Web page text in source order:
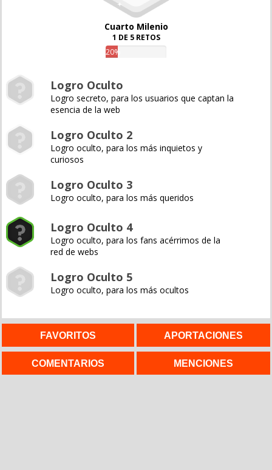
Cuarto Milenio
1 DE 5 RETOS
20%
Logro Oculto
Logro secreto, para los usuarios que captan la
esencia de la web
Logro Oculto 2
Logro oculto, para los más inquietos y
curiosos
Logro Oculto 3
Logro oculto, para los más queridos
Logro Oculto 4
Logro oculto, para los fans acérrimos de la
red de webs
Logro Oculto 5
Logro oculto, para los más ocultos
FAVORITOS APORTACIONES
COMENTARIOS MENCIONES